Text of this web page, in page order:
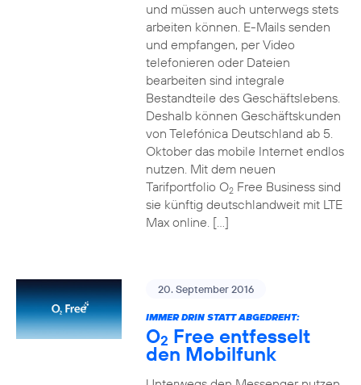
und müssen auch unterwegs stets
arbeiten können. E-Mails senden
und empfangen, per Video
telefonieren oder Dateien
bearbeiten sind integrale
Bestandteile des Geschäftslebens.
Deshalb können Geschäftskunden
von Telefónica Deutschland ab 5.
Oktober das mobile Internet endlos
nutzen. Mit dem neuen
Tarifportfolio O2Free Business sind
sie künftig deutschlandweit mit LTE
Max online. […]
20. September 2016
IMMER DRIN STATT ABGEDREHT:
O2 Free entfesselt
den Mobilfunk